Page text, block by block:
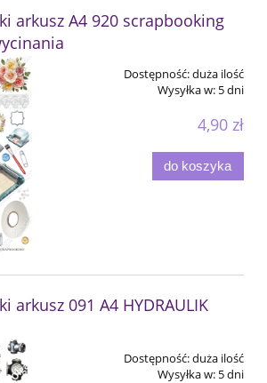
arkusz A4 920 scrapbooking
Dostępność:duża ilość
Wysyłka w: 5 dni
4,90 zł
do koszyka
arkusz 091 A4 HYDRAULIK
Dostępność:duża ilość
Wysyłka w: 5 dni